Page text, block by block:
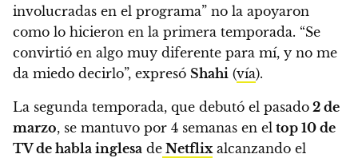
involucradas en el programa” no la apoyaron
como lo hicieron en la primera temporada. “Se
convirtió en algo muy diferente para mí, y no me
da miedo decirlo”, expresó Shahi (vía).
La segunda temporada, que debutó el pasado 2 de
marzo, se mantuvo por 4 semanas en el top 10 de
TV de habla inglesa de Netflixalcanzando el